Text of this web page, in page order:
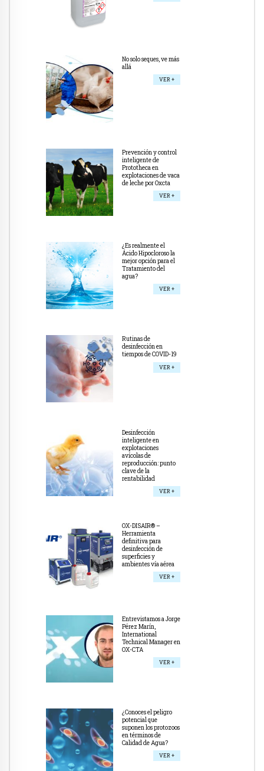
No solo seques, ve más
allá
VER +
Prevención y control
inteligente de
Prototheca en
explotaciones de vaca
de leche por Oxcta
VER +
¿Es realmente el
Ácido Hipocloroso la
mejor opción para el
Tratamiento del
agua?
VER +
Rutinas de
desinfección en
tiempos de COVID-19
VER +
Desinfección
inteligente en
explotaciones
avícolas de
reproducción: punto
clave de la
rentabilidad
VER +
OX-DISAIR® –
Herramienta
definitiva para
desinfección de
superficies y
ambientes vía aérea
VER +
Entrevistamos a Jorge
Pérez Marín,
International
Technical Manager en
OX-CTA
VER +
¿Conoces el peligro
potencial que
suponen los protozoos
en términos de
Calidad de Agua?
VER +